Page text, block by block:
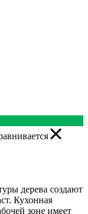
дерева создают
Кухонная
зоне имеет